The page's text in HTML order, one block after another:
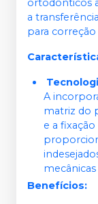
ortodônticos
a
para
A
matriz do
e a
Benefícios: